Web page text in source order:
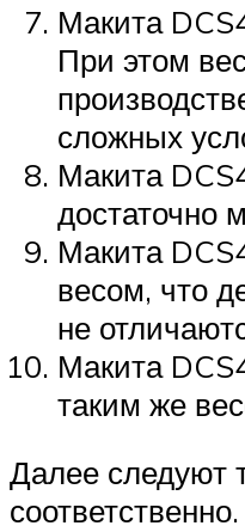
Макита
При этом
сложных
Макита
достаточно
Макита
весом, что
не
Макита
таким же
Далее следуют